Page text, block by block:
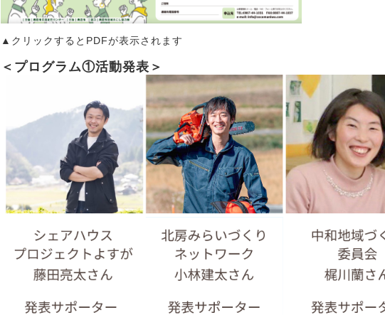
▲クリックするとPDFが表示されます
＜プログラム①活動発表＞